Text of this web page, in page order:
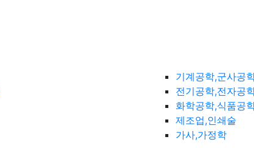
기계공학,군사공
전기공학,전자공
화학공학,식품공
제조업,인쇄술
가사,가정학